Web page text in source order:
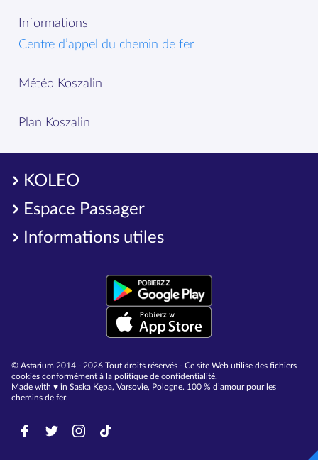
Informations
Centre d’appel du chemin de fer
Météo Koszalin
Plan Koszalin
KOLEO
Espace Passager
Informations utiles
© Astarium 2014 - 2026 Tout droits réservés - Ce site Web utilise des fichiers
cookies conformément à la politique de confidentialité.
Made with ♥︎ in Saska Kępa, Varsovie, Pologne. 100 % d’amour pour les
chemins de fer.